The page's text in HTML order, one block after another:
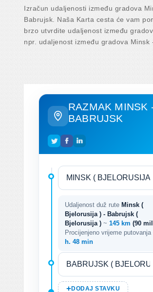
Izračun udaljenosti između gradova
Babrujsk. Naša Karta cesta će vam
brzo utvrdite udaljenost između
npr. udaljenost između gradova Minsk
RAZMAK MINSK
BABRUJSK
Udaljenost duž rute Minsk (
Bjelorusija ) - Babrujsk (
Bjelorusija ) ~ 145 km (90
Procijenjeno vrijeme putovanja
h. 48 min
DODAJ STAVKU